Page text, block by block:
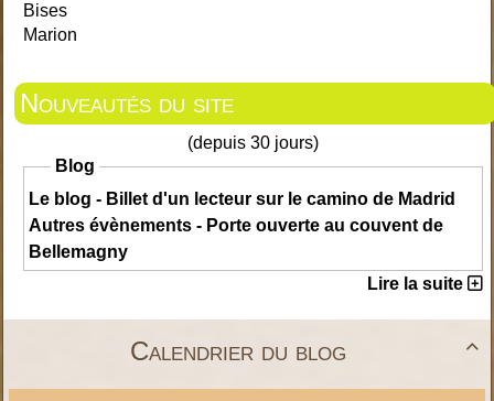
Bises
Marion
Nouveautés du site
(depuis 30 jours)
Blog
Le blog - Billet d'un lecteur sur le camino de Madrid
Autres évènements - Porte ouverte au couvent de
Bellemagny
Lire la suite

Calendrier du blog